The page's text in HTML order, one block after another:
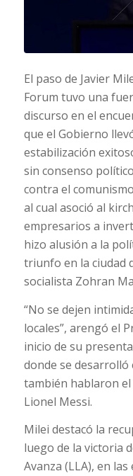
El paso de Javier
Forum tuvo una
discurso en el
que el Gobierno
estabilización
sin consenso
contra el
al cual asoció al
empresarios a
hizo alusión a la
triunfo en la ciudad
socialista Zohran
“No se dejen
locales”, arengó el
inicio de su
donde se desarrolló
también hablaron
Lionel Messi.
Milei destacó la
luego de la victoria
Avanza (LLA), en